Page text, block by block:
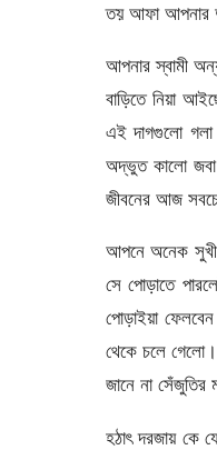
তয় আফা আপনার
আপনার স্বামী
বাড়িতে নিয়া
এই দাগগুলো গলা
অদ্ভুত কালো জবা
জীবনের আজ
আপনে অনেক সুখী
সে পোড়াতে
পোড়াইয়া
থেকে চলে
জানে না সেঁজুতির
হঠাৎ দরজায় কে